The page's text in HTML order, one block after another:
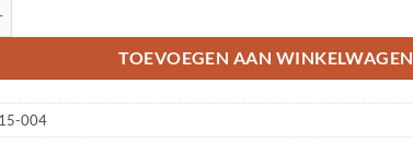
TOEVOEGEN AAN WINKELWAGEN
004